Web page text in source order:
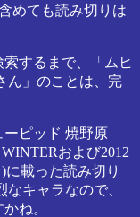
めても読み切りは
するまで、「ムヒ
ん」のことは、完
ピッド 焼野原
および2012
に載った読み切り
キャラなので、
ね。